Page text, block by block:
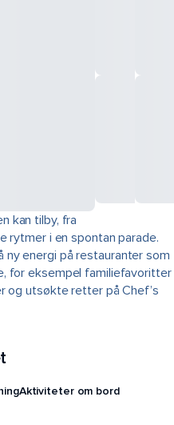
kan tilby, fra
rytmer i en spontan parade.
ny energi på restauranter som
for eksempel familiefavoritter
og utsøkte retter på Chef’s
Aktiviteter om bord